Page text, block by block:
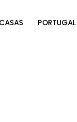
PORTUGAL